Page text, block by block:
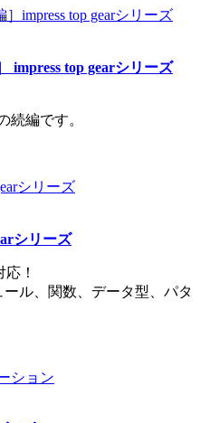
impress top gearシリーズ
続編です。
シリーズ
！
ル、関数、データ型、パタ